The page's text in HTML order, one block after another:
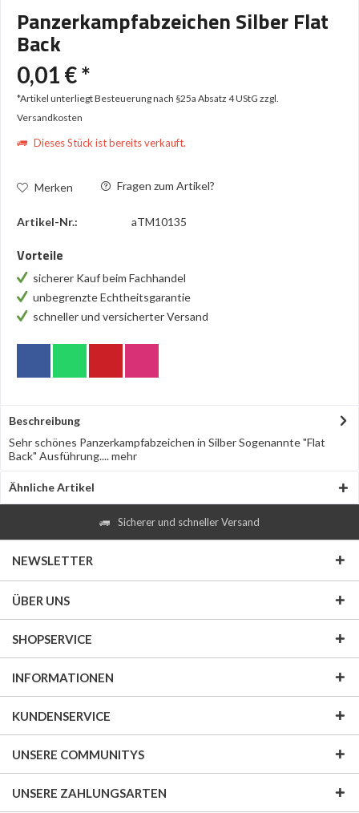
Panzerkampfabzeichen Silber Flat
Back
0,01 € *
*Artikel unterliegt Besteuerung nach §25a Absatz 4 UStG zzgl.
Versandkosten
Dieses Stück ist bereits verkauft.
Merken Fragen zum Artikel?
Artikel-Nr.: aTM10135
Vorteile
sicherer Kauf beim Fachhandel
unbegrenzte Echtheitsgarantie
schneller und versicherter Versand
Beschreibung
Sehr schönes Panzerkampfabzeichen in Silber Sogenannte "Flat
Back" Ausführung....mehr
Ähnliche Artikel
Sicherer und schneller Versand
NEWSLETTER
ÜBER UNS
SHOPSERVICE
INFORMATIONEN
KUNDENSERVICE
UNSERE COMMUNITYS
UNSERE ZAHLUNGSARTEN